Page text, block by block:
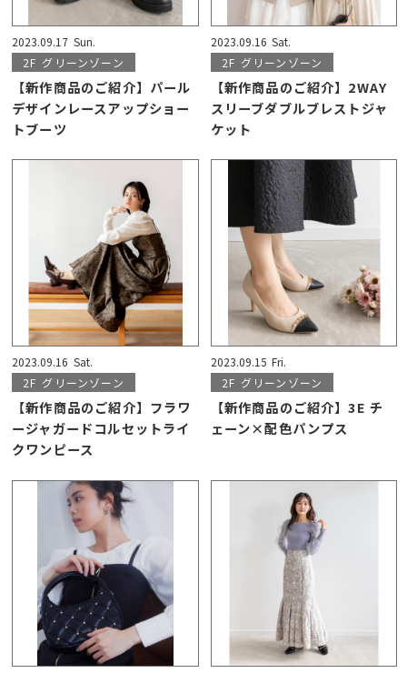
2023.09.17 Sun.
2F グリーンゾーン
【新作商品のご紹介】パール
デザインレースアップショー
トブーツ
2023.09.16 Sat.
2F グリーンゾーン
【新作商品のご紹介】2WAY
スリーブダブルブレストジャ
ケット
2023.09.16 Sat.
2F グリーンゾーン
【新作商品のご紹介】フラワ
ージャガードコルセットライ
クワンピース
2023.09.15 Fri.
2F グリーンゾーン
【新作商品のご紹介】3E チ
ェーン×配色パンプス